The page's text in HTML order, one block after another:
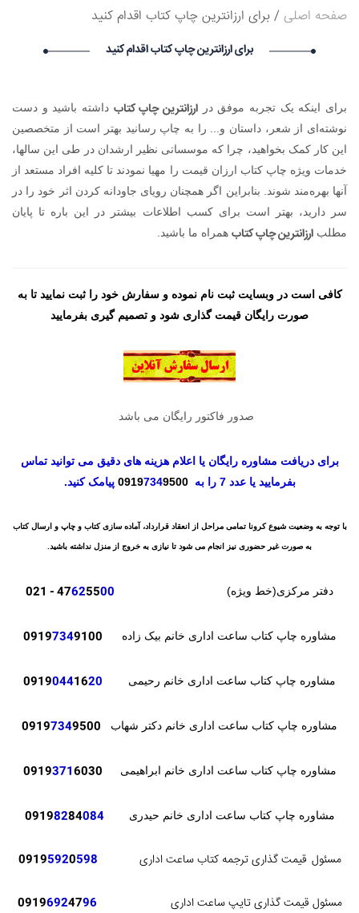
BillyAcist BillyAcist گرامی : درخواست استخدام شما با موفقیت
domy_dgpn گرامی : درخواست استخدام شما با موفقیت انجام شد
ساعت ۷:۲۳:۱۴ تاریخ ۱۴۰۵/۵/۱۸
Vivod iz zapoya na domy_biKi Vivod iz zapoya na
domy_biKi گرامی : درخواست استخدام شما با موفقیت انجام شد
ساعت ۶:۴:۲۹ تاریخ ۱۴۰۵/۵/۱۸
صفحه اصلی برای ارزانترین چاپ کتاب اقدام کنید
برای ارزانترین چاپ کتاب اقدام کنید
برای اینکه یک تجربه موفق در ارزانترین چاپ کتاب داشته باشید و دست
نوشته‌ای از شعر، داستان و... را به چاپ رسانید بهتر است از متخصصین
این کار کمک بخواهید، چرا که موسساتی نظیر ارشدان در طی این سالها،
خدمات ویژه چاپ کتاب ارزان قیمت را مهیا نمودند تا کلیه افراد مستعد از
آنها بهره‌مند شوند. بنابراین اگر همچنان رویای جاودانه کردن اثر خود را در
سر دارید، بهتر است برای کسب اطلاعات بیشتر در این باره تا پایان
مطلب ارزانترین چاپ کتاب همراه ما باشید.
کافی است در وبسایت ثبت نام نموده و سفارش خود را ثبت نمایید تا به
صورت رایگان قیمت گذاری شود و تصمیم گیری بفرمایید
صدور فاکتور رایگان می باشد
برای دریافت مشاوره رایگان یا اعلام هزینه های دقیق می توانید تماس
بفرمایید یا عدد 7 را به
09197349500 پیامک کنید.
با توجه به وضعیت شیوع کرونا تمامی مراحل از انعقاد قرارداد، آماده سازی کتاب و چاپ و ارسال کتاب
به صورت غیر حضوری نیز انجام می شود تا نیازی به خروج از منزل نداشته باشید.
دفتر مرکزی(خط ویژه) 47625500
- 021
مشاوره چاپ کتاب ساعت اداری خانم بیک زاده 09197349100
مشاوره چاپ کتاب ساعت اداری خانم رحیمی 09190441620
مشاوره چاپ کتاب ساعت اداری خانم دکتر شهاب 09197349500
مشاوره چاپ کتاب ساعت اداری خانم ابراهیمی 3716030
مشاوره چاپ کتاب ساعت اداری خانم حیدری 0919
8284084
مسئول قیمت گذاری ترجمه کتاب ساعت اداری 09195920598
مسئول قیمت گذاری تایپ ساعت اداری 09196924796